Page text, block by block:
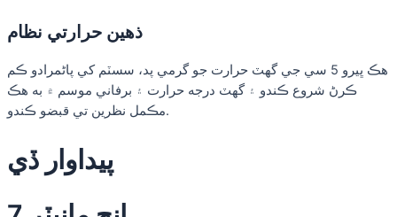
ذهين حرارتي نظام
هڪ ڀيرو 5 سي جي گهٽ حرارت جو گرمي پد، سسٽم کي پاڻمرادو ڪم
ڪرڻ شروع ڪندو ۽ گهٽ درجه حرارت ۽ برفاني موسم ۾ به هڪ
مڪمل نظرين تي قبضو ڪندو.
پيداوار ڏي